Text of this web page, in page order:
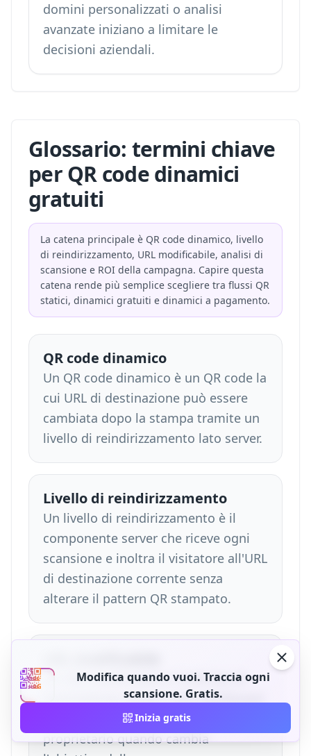
domini personalizzati o analisi
avanzate iniziano a limitare le
decisioni aziendali.
Glossario: termini chiave
per QR code dinamici
gratuiti
La catena principale è QR code dinamico, livello
di reindirizzamento, URL modificabile, analisi di
scansione e ROI della campagna. Capire questa
catena rende più semplice scegliere tra flussi QR
statici, dinamici gratuiti e dinamici a pagamento.
QR code dinamico
Un QR code dinamico è un QR code la
cui URL di destinazione può essere
cambiata dopo la stampa tramite un
livello di reindirizzamento lato server.
Livello di reindirizzamento
Un livello di reindirizzamento è il
componente server che riceve ogni
scansione e inoltra il visitatore all'URL
di destinazione corrente senza
alterare il pattern QR stampato.
Un URL modificabile è l'indirizzo di
destinazione salvato nella dashboard
della piattaforma QR e aggiornato dal
proprietario quando cambia
Modifica quando vuoi. Traccia ogni
scansione. Gratis.
Inizia gratis